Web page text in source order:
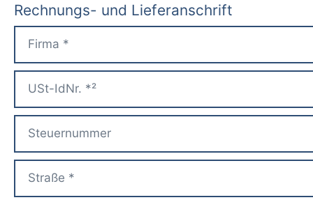
Rechnungs- und Lieferanschrift